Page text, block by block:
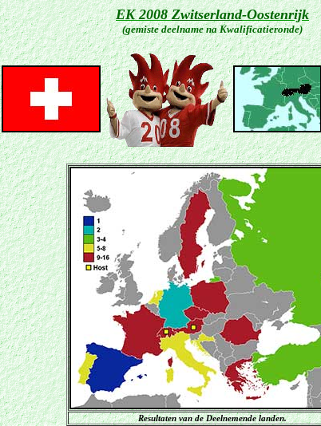
EK 2008Zwitserland-Oostenrijk
(gemiste deelname na Kwalificatieronde)
Resultaten van de Deelnemende landen.